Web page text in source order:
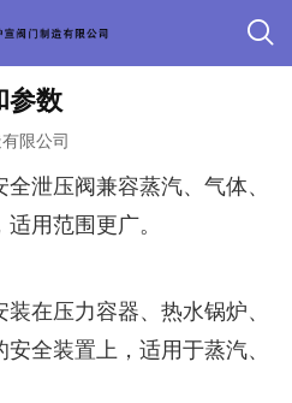
参数
限公司
压阀兼容蒸汽、气体、
用范围更广。
压力容器、热水锅炉、
全装置上，适用于蒸汽、